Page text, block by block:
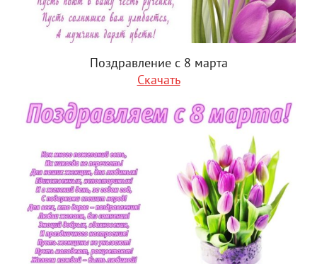
Поздравление с 8 марта
Скачать